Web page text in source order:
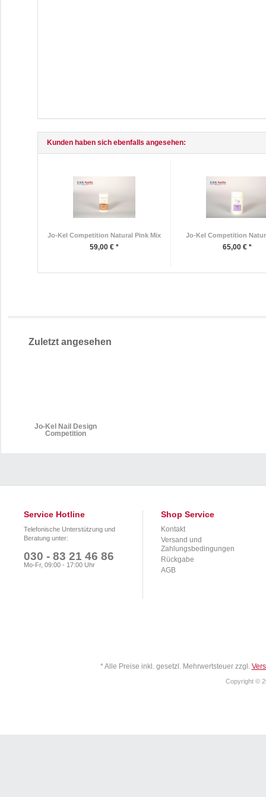
Kunden haben sich ebenfalls angesehen:
Jo-Kel Competition Natural Pink Mix
59,00 € *
Jo-Kel Competition
65,00 € *
Zuletzt angesehen
Jo-Kel Nail Design
Competition
Service Hotline
Telefonische Unterstützung und
Beratung unter:
030 - 83 21 46 86
Mo-Fr, 09:00 - 17:00 Uhr
Shop Service
Kontakt
Versand und
Zahlungsbedingungen
Rückgabe
AGB
* Alle Preise inkl. gesetzl. Mehrwertsteuer zzgl.
Copyright ©